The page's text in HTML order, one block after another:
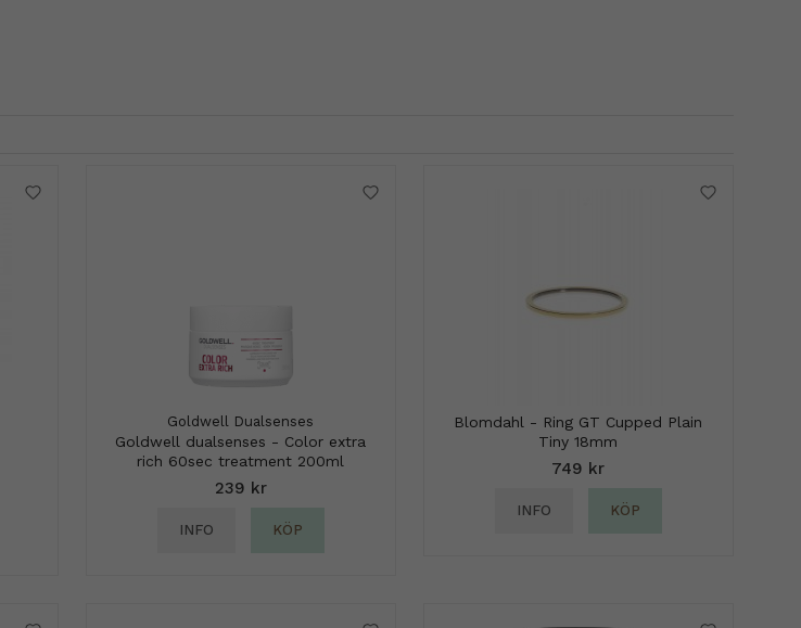
Goldwell Dualsenses
Goldwell dualsenses - Color extra
rich 60sec treatment 200ml
239 kr
INFO KÖP
Blomdahl - Ring GT Cupped Plain
Tiny 18mm
749 kr
INFO KÖP